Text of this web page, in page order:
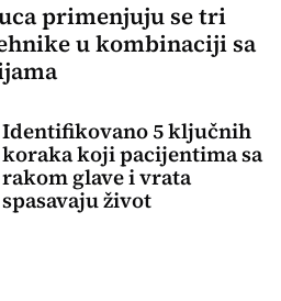
primenjuju se tri
u kombinaciji sa
Identifikovano 5 ključnih
koraka koji pacijentima sa
rakom glave i vrata
spasavaju život